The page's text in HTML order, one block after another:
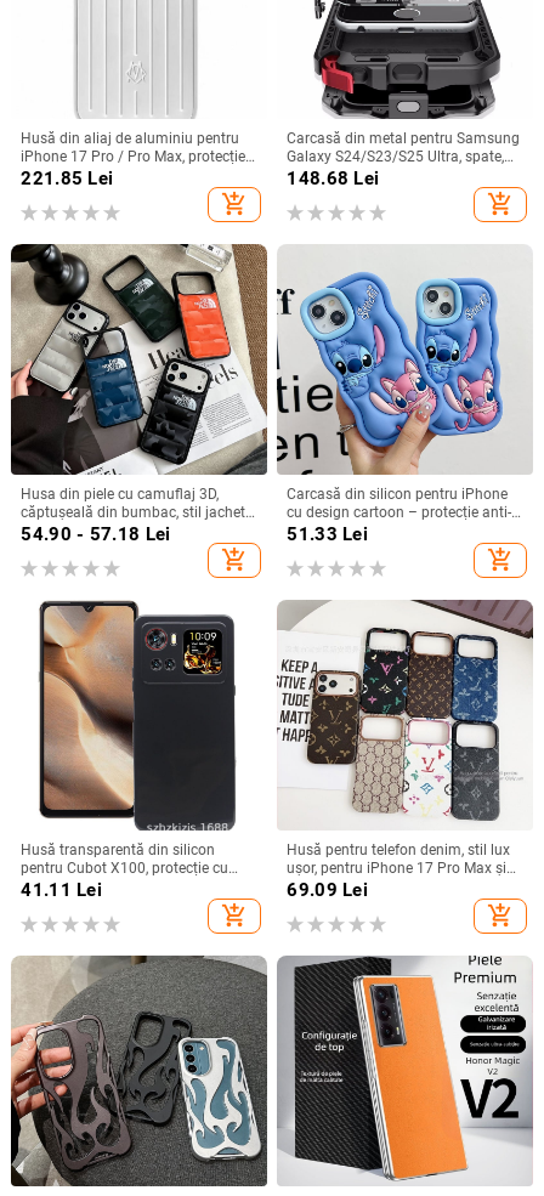
Husă din aliaj de aluminiu pentru
iPhone 17 Pro / Pro Max, protecție
anti-cădere, închidere magnetică,
turnare prin injecție, posibilitate de
personalizare
221.85 Lei
add_shopping_cart
Carcasă din metal pentru Samsung
Galaxy S24/S23/S25 Ultra, spate,
prelucrată, personalizabilă, disipare
căldură, anti-cadere, anti-amprentă
148.68 Lei
add_shopping_cart
Husa din piele cu camuflaj 3D,
căptușeală din bumbac, stil jachetă
de iarnă, compatibilă cu iPhone
54.90 - 57.18 Lei
add_shopping_cart
Carcasă din silicon pentru iPhone
cu design cartoon – protecție anti-
cădere, finisaj mat, compatibilă cu
(Pro/Max)
51.33 Lei
add_shopping_cart
Husă transparentă din silicon
pentru Cubot X100, protecție cu
acoperire totală
41.11 Lei
add_shopping_cart
Husă pentru telefon denim, stil lux
ușor, pentru iPhone 17 Pro Max și
iPhone 16, cu acoperire totală
69.09 Lei
add_shopping_cart